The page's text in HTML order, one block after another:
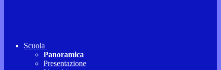
Scuola
Panoramica
Presentazione